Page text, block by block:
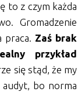
to z czym każda
Gromadzenie
praca. Zaś brak
przykład
się stąd, że my
bo norma